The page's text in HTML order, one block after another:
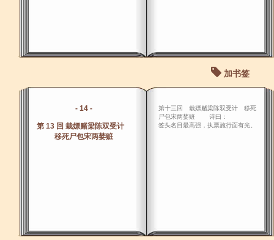
加书签
- 14 -
第 13 回 栽嫖赌梁陈双受计
移死尸包宋两婪赃
第十三回 栽嫖赌梁陈双受计 移死
尸包宋两婪赃 诗曰：
签头名目最高强，执票施行面有光。